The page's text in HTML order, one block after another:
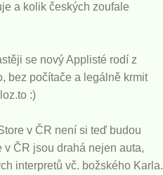
a kolik českých zoufale
se nový Applisté rodí z
bez počítače a legálně krmit
:)
v ČR není si teď budou
v ČR jsou drahá nejen auta,
interpretů vč. božského Karla.